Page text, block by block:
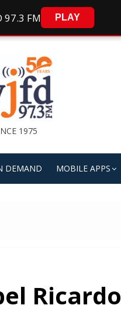
97.3 FM PLAY
1975
DEMAND MOBILE APPS
Ricardo